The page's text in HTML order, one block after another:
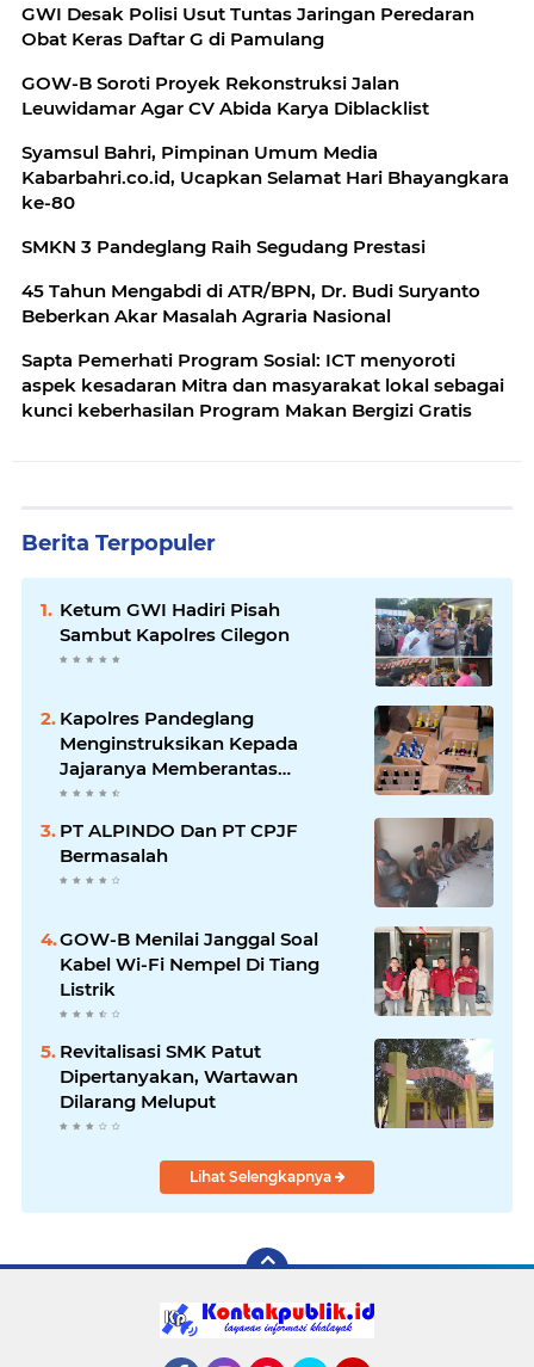
GWI Desak Polisi Usut Tuntas Jaringan Peredaran
Obat Keras Daftar G di Pamulang
GOW-B Soroti Proyek Rekonstruksi Jalan
Leuwidamar Agar CV Abida Karya Diblacklist
Syamsul Bahri, Pimpinan Umum Media
Kabarbahri.co.id, Ucapkan Selamat Hari Bhayangkara
ke-80
SMKN 3 Pandeglang Raih Segudang Prestasi
45 Tahun Mengabdi di ATR/BPN, Dr. Budi Suryanto
Beberkan Akar Masalah Agraria Nasional
Sapta Pemerhati Program Sosial: ICT menyoroti
aspek kesadaran Mitra dan masyarakat lokal sebagai
kunci keberhasilan Program Makan Bergizi Gratis
Berita Terpopuler
Ketum GWI Hadiri Pisah
Sambut Kapolres Cilegon
Kapolres Pandeglang
Menginstruksikan Kepada
Jajaranya Memberantas
Peredaran Miras
PT ALPINDO Dan PT CPJF
Bermasalah
GOW-B Menilai Janggal Soal
Kabel Wi-Fi Nempel Di Tiang
Listrik
Revitalisasi SMK Patut
Dipertanyakan, Wartawan
Dilarang Meluput
Lihat Selengkapnya